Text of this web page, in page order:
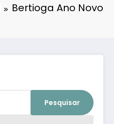
Bertioga Ano Novo
Pesquisar